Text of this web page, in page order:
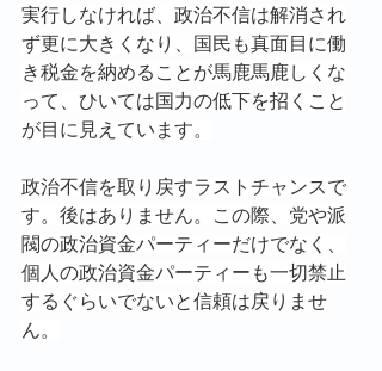
実行しなければ、政治不信は解消され
ず更に大きくなり、国民も真面目に働
き税金を納めることが馬鹿馬鹿しくな
って、ひいては国力の低下を招くこと
が目に見えています。
政治不信を取り戻すラストチャンスで
す。後はありません。この際、党や派
閥の政治資金パーティーだけでなく、
個人の政治資金パーティーも一切禁止
するぐらいでないと信頼は戻りませ
ん。